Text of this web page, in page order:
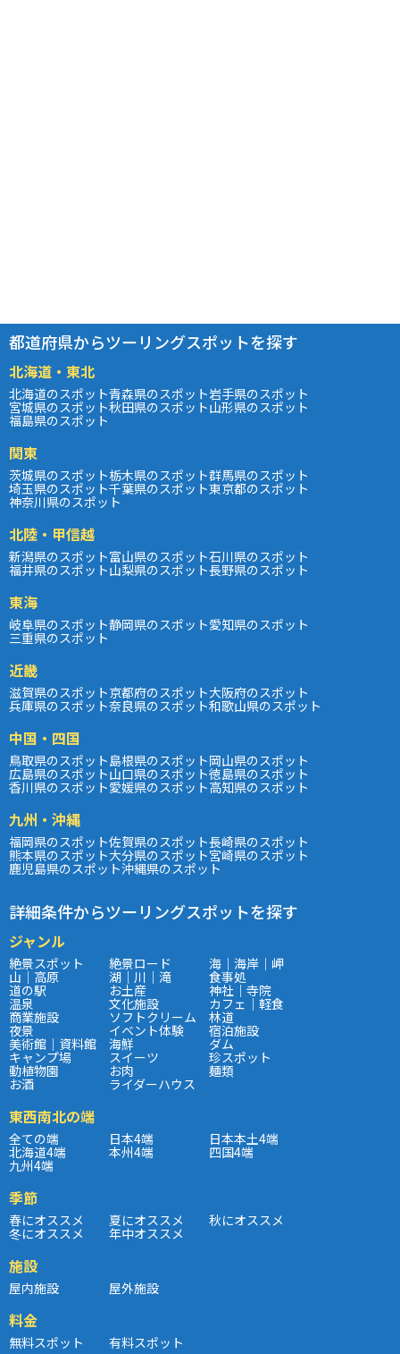
都道府県からツーリングスポットを探す
北海道・東北
北海道のスポット青森県のスポット岩手県のスポット
宮城県のスポット秋田県のスポット山形県のスポット
福島県のスポット
関東
茨城県のスポット栃木県のスポット群馬県のスポット
埼玉県のスポット千葉県のスポット東京都のスポット
神奈川県のスポット
北陸・甲信越
新潟県のスポット富山県のスポット石川県のスポット
福井県のスポット山梨県のスポット長野県のスポット
東海
岐阜県のスポット静岡県のスポット愛知県のスポット
三重県のスポット
近畿
滋賀県のスポット京都府のスポット大阪府のスポット
兵庫県のスポット奈良県のスポット和歌山県のスポット
中国・四国
鳥取県のスポット島根県のスポット岡山県のスポット
広島県のスポット山口県のスポット徳島県のスポット
香川県のスポット愛媛県のスポット高知県のスポット
九州・沖縄
福岡県のスポット佐賀県のスポット長崎県のスポット
熊本県のスポット大分県のスポット宮崎県のスポット
鹿児島県のスポット沖縄県のスポット
詳細条件からツーリングスポットを探す
ジャンル
絶景スポット 絶景ロード 海｜海岸｜岬
山｜高原 湖｜川｜滝 食事処
道の駅 お土産 神社｜寺院
温泉 文化施設 カフェ｜軽食
商業施設 ソフトクリーム 林道
夜景 イベント体験 宿泊施設
美術館｜資料館 海鮮 ダム
キャンプ場 スイーツ 珍スポット
動植物園 お肉 麺類
お酒 ライダーハウス
東西南北の端
全ての端 日本4端 日本本土4端
北海道4端 本州4端 四国4端
九州4端
季節
春にオススメ 夏にオススメ 秋にオススメ
冬にオススメ 年中オススメ
施設
屋内施設 屋外施設
料金
無料スポット 有料スポット